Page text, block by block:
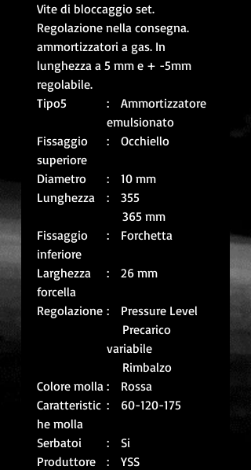
Vite di bloccaggio set.
Regolazione nella consegna.
ammortizzatori a gas. In
lunghezza a 5 mm e + -5mm
regolabile.
Tipo5
: Ammortizzatore
emulsionato
Fissaggio
superiore
: Occhiello
Diametro
: 10 mm
Lunghezza
: 355
365 mm
Fissaggio
inferiore
: Forchetta
Larghezza
forcella
: 26 mm
Regolazione : Pressure Level
Precarico
variabile
Rimbalzo
Colore molla : Rossa
Caratteristic
he molla
: 60-120-175
Serbatoi
: Si
Produttore
: YSS